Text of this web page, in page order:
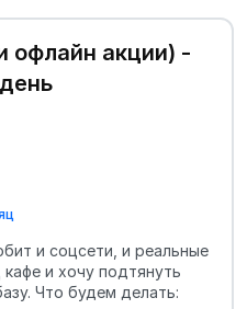
офлайн акции) -
и соцсети, и реальные
и хочу подтянуть
Что будем делать: